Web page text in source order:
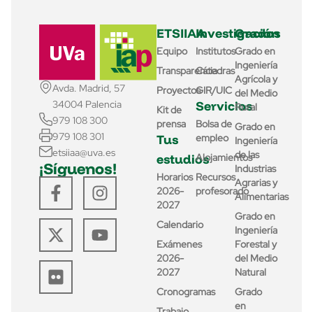
Avda. Madrid, 57
34004 Palencia
979 108 300
979 108 301
etsiiaa@uva.es
¡Síguenos!
ETSIIAA
Equipo
Transparencia
Proyectos
Kit de
prensa
Tus
estudios
Horarios
2026-
2027
Calendario
Exámenes
2026-
2027
Cronogramas
Investigación
Institutos
Cátedras
GIR/UIC
Servicios
Bolsa de
empleo
Alojamientos
Recursos
profesorado
Grados
Grado en
Ingeniería
Agrícola y
del Medio
Rural
Grado en
Ingeniería
de las
Industrias
Agrarias y
Alimentarias
Grado en
Ingeniería
Forestal y
del Medio
Natural
Grado
en